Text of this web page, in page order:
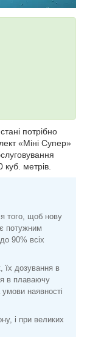
потрібно
«Міні Супер»
метрів.
того, щоб нову
потужним
90% всіх
їх дозування в
в плаваючу
наявності
і при великих